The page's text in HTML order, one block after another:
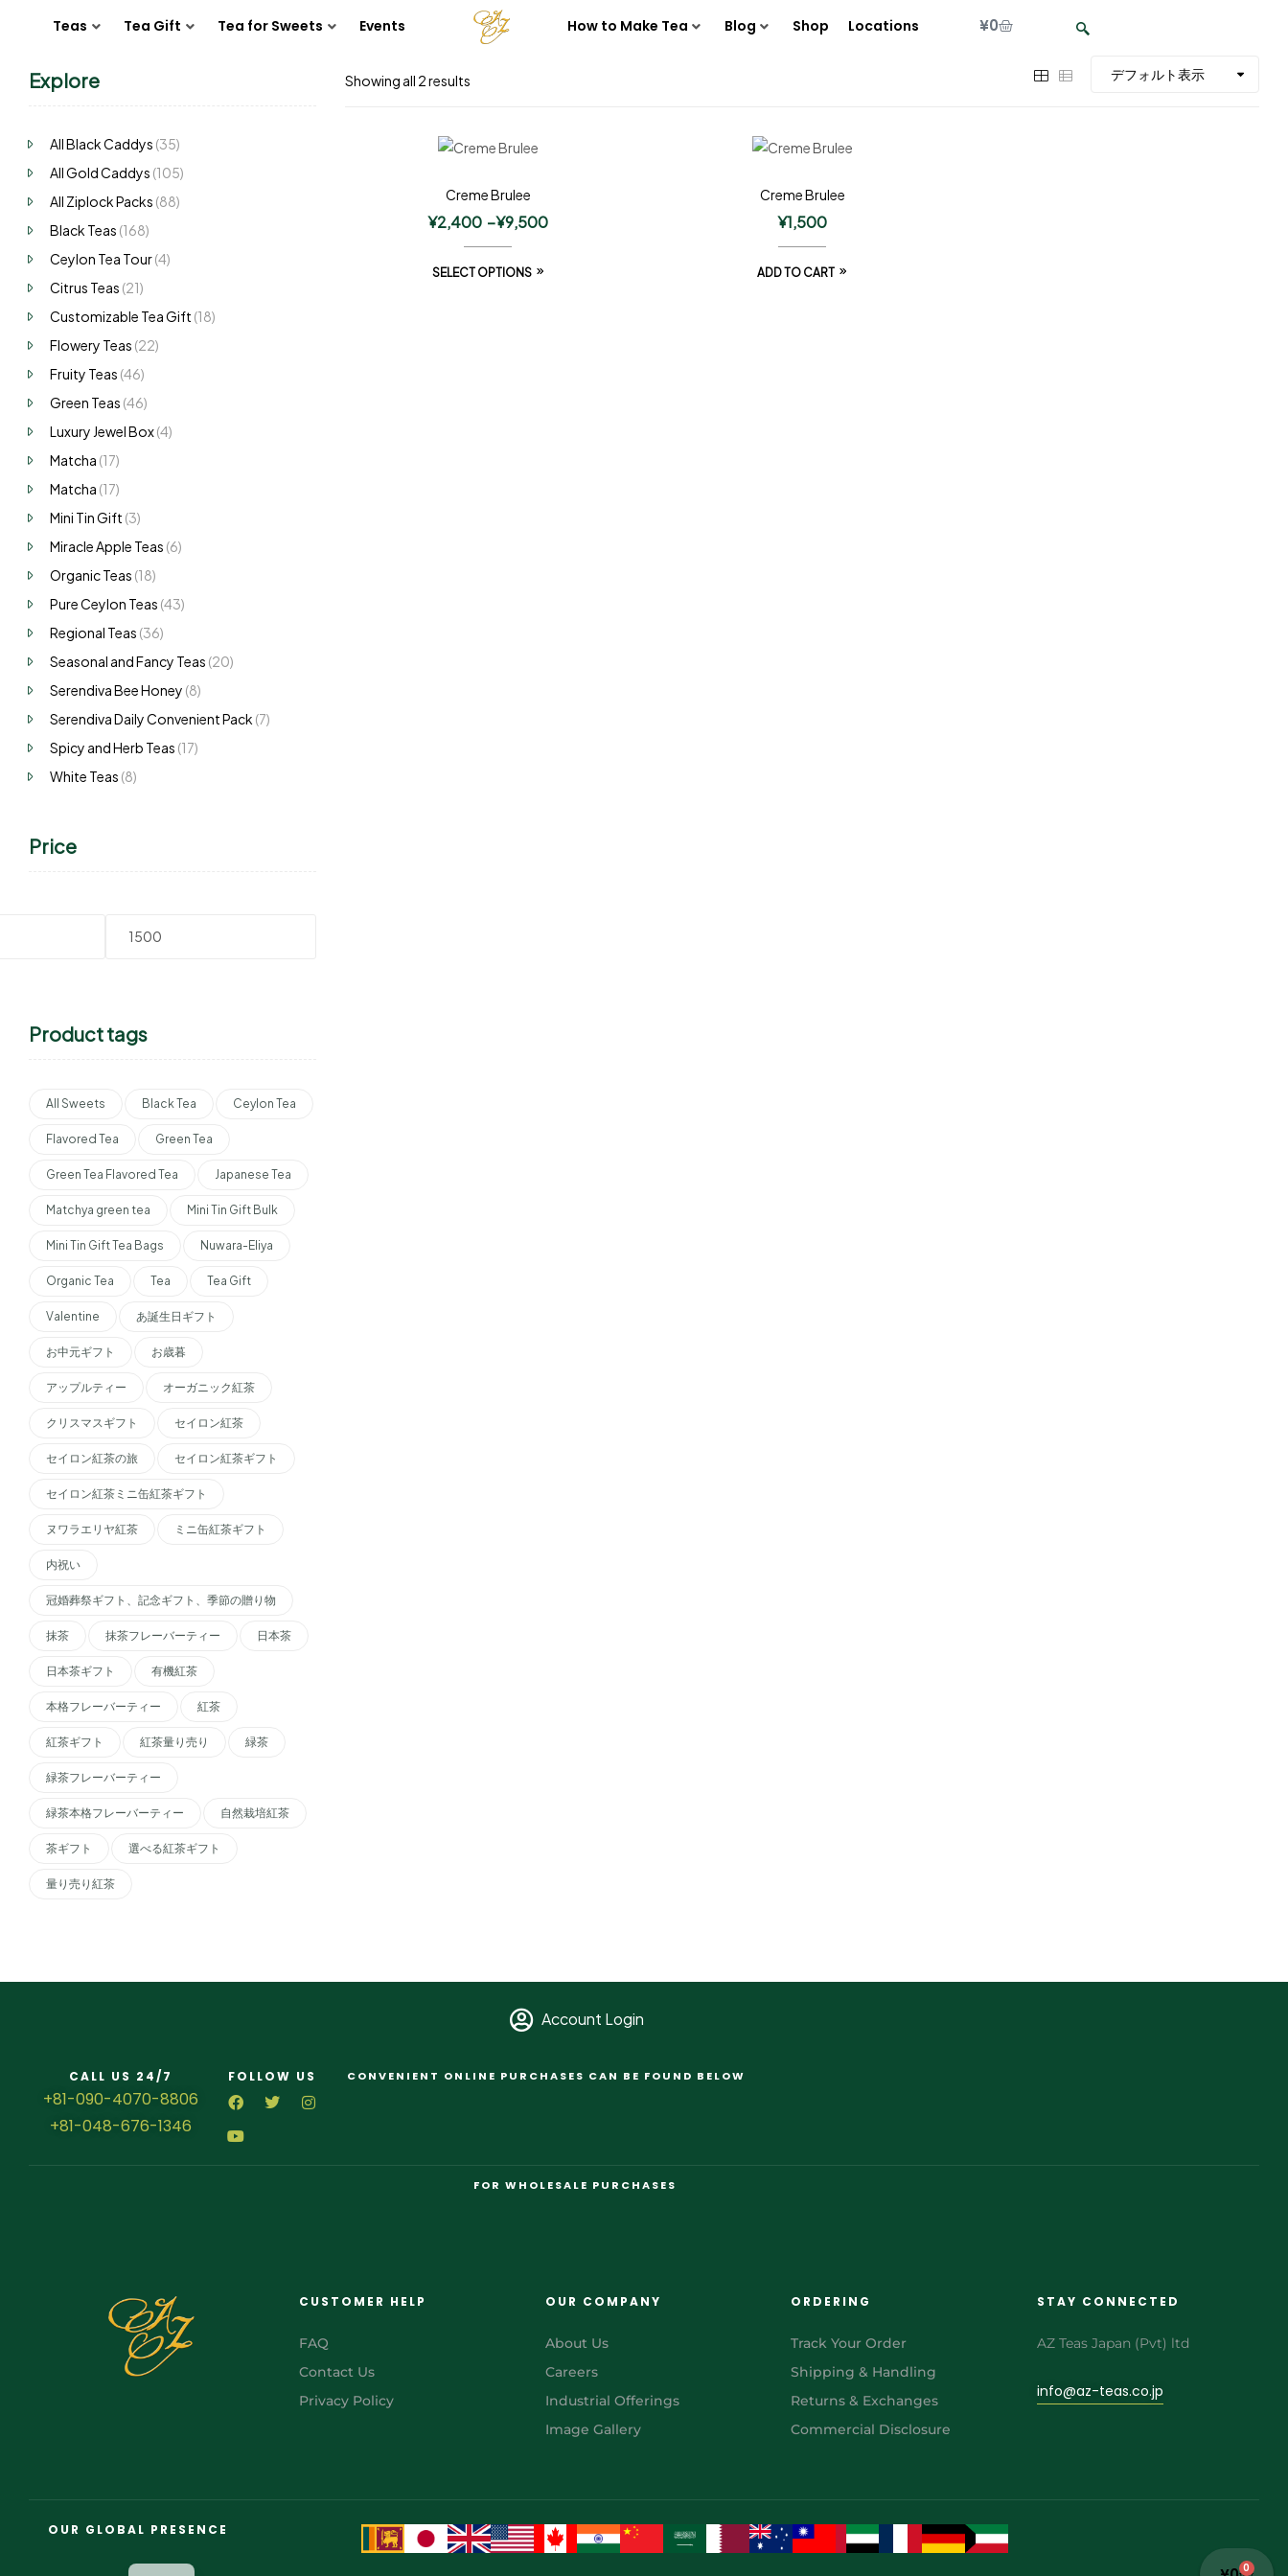
Teas Tea Gift Tea for Sweets Events How to Make Tea Blog Shop Locations ¥0
0
Showing all 2 results
Creme Brulee
¥2,400 –¥9,500
SELECT OPTIONS
Creme Brulee
¥1,500
ADD TO CART
Explore
All Black Caddys (35)
All Gold Caddys (105)
All Ziplock Packs (88)
Black Teas (168)
Ceylon Tea Tour(4)
Citrus Teas (21)
Customizable Tea Gift (18)
Flowery Teas (22)
Fruity Teas (46)
Green Teas (46)
Luxury Jewel Box(4)
Matcha (17)
Matcha (17)
Mini Tin Gift (3)
Miracle Apple Teas (6)
Organic Teas (18)
Pure Ceylon Teas (43)
Regional Teas (36)
Seasonal and Fancy Teas (20)
Serendiva Bee Honey (8)
Serendiva Daily Convenient Pack (7)
Spicy and Herb Teas (17)
White Teas (8)
Price
Product tags
All Sweets Black Tea Ceylon Tea
Flavored Tea Green Tea
Green Tea Flavored Tea Japanese Tea
Matchya green tea Mini Tin Gift Bulk
Mini Tin Gift Tea Bags Nuwara-Eliya
Organic Tea Tea Tea Gift
Valentine あ誕生日ギフト
お中元ギフト お歳暮
アップルティー オーガニック紅茶
クリスマスギフト セイロン紅茶
セイロン紅茶の旅 セイロン紅茶ギフト
セイロン紅茶ミニ缶紅茶ギフト
ヌワラエリヤ紅茶 ミニ缶紅茶ギフト
内祝い
冠婚葬祭ギフト、記念ギフト、季節の贈り物
抹茶 抹茶フレーバーティー 日本茶
日本茶ギフト 有機紅茶
本格フレーバーティー 紅茶
紅茶ギフト 紅茶量り売り 緑茶
緑茶フレーバーティー
緑茶本格フレーバーティー 自然栽培紅茶
茶ギフト 選べる紅茶ギフト
量り売り紅茶
Account Login
CALL US 24/7
+81-090-4070-8806
+81-048-676-1346
FOLLOW US CONVENIENT ONLINE PURCHASES CAN BE FOUND BELOW
FOR WHOLESALE PURCHASES
CUSTOMER HELP
FAQ
Contact Us
Privacy Policy
OUR COMPANY
About Us
Careers
Industrial Offerings
Image Gallery
ORDERING
Track Your Order
Shipping & Handling
Returns & Exchanges
Commercial Disclosure
STAY CONNECTED
AZ Teas Japan (Pvt) ltd
info@az-teas.co.jp
OUR GLOBAL PRESENCE
AR